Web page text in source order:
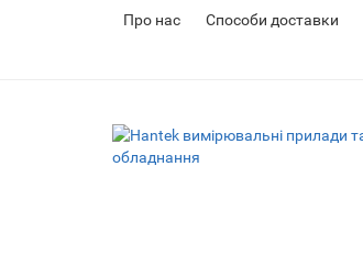
Про нас Cпособи доставки